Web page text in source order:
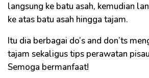
langsung ke batu asah, kemudian
ke atas batu asah hingga tajam.
Itu dia berbagai do’s and don’ts
tajam sekaligus tips perawatan
Semoga bermanfaat!